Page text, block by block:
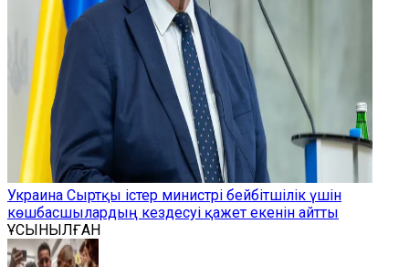
Украина Сыртқы істер министрі бейбітшілік үшін
көшбасшылардың кездесуі қажет екенін айтты
ҰСЫНЫЛҒАН